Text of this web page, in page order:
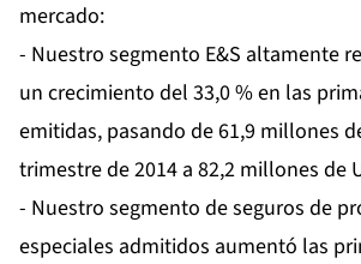
mercado:
- Nuestro segmento E&S altamente
un crecimiento del 33,0 % en las
emitidas, pasando de 61,9 millones
trimestre de 2014 a 82,2 millones de
- Nuestro segmento de seguros de
especiales admitidos aumentó las